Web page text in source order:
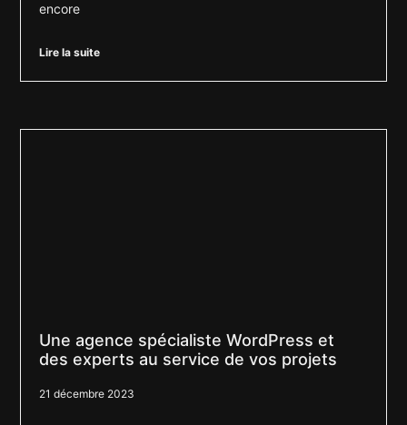
encore
Lire la suite
Une agence spécialiste WordPress et
des experts au service de vos projets
21 décembre 2023